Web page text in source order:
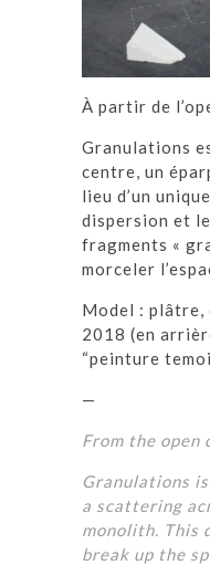
À partir de
Granulations
centre, un
lieu d’un
dispersion et
fragments «
morceler
Model : plâtre,
2018 (en
“peinture
—
From the open
Granulations
a scattering
monolith. This
break up the